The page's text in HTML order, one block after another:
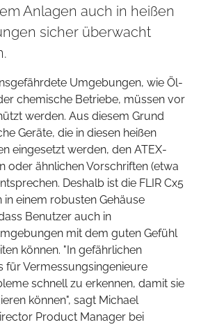
Anlagen auch in heißen
sicher überwacht
Umgebungen, wie Öl-
chemische Betriebe, müssen vor
werden. Aus diesem Grund
Geräte, die in diesen heißen
eingesetzt werden, den ATEX-
oder ähnlichen Vorschriften (etwa
Deshalb ist die FLIR Cx5
in einem robusten Gehäuse
Benutzer auch in
mit dem guten Gefühl
können. "In gefährlichen
für Vermessungsingenieure
schnell zu erkennen, damit sie
können", sagt Michael
Product Manager bei